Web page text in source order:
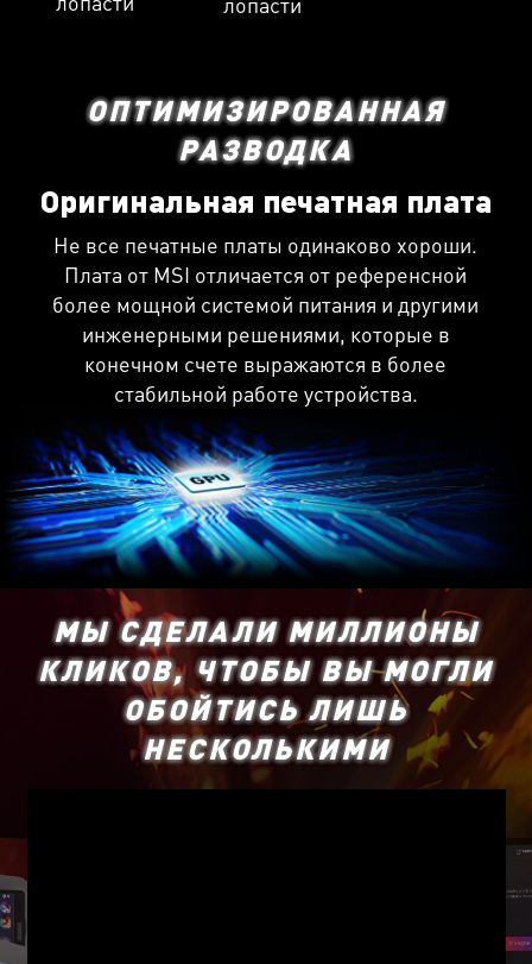
ОПТИМИЗИРОВАННАЯ
РАЗВОДКА
Оригинальная печатная плата
Не все печатные платы одинаково хороши.
Плата от MSI отличается от референсной
более мощной системой питания и другими
инженерными решениями, которые в
конечном счете выражаются в более
стабильной работе устройства.
МЫ СДЕЛАЛИ МИЛЛИОНЫ
КЛИКОВ, ЧТОБЫ ВЫ МОГЛИ
ОБОЙТИСЬ ЛИШЬ
НЕСКОЛЬКИМИ